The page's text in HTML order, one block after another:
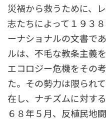
災禍から救うために、
志たちによって１９３
ーナショナルの文書で
ルは、不毛な教条主義
エコロジー危機をその
た。その勢力は限られ
在し、ナチズムに対す
６８年５月、反植民地